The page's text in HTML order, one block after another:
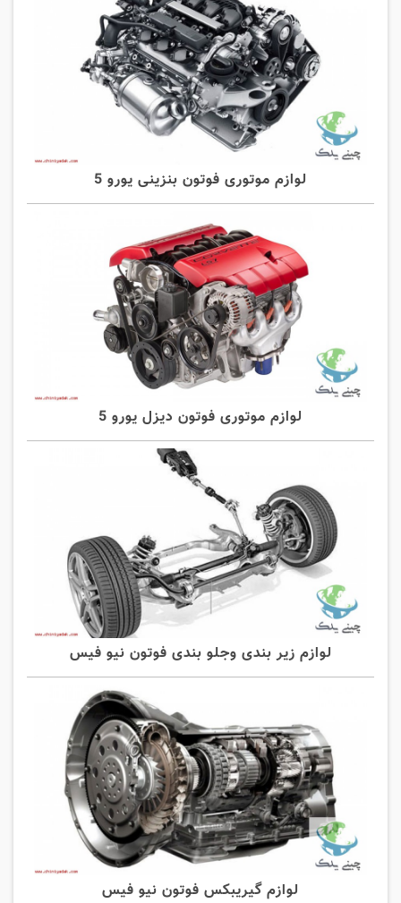
لوازم موتوری فوتون بنزینی یورو 5
لوازم موتوری فوتون دیزل یورو 5
لوازم زیر بندی وجلو بندی فوتون نیو فیس
لوازم گیریبکس فوتون نیو فیس